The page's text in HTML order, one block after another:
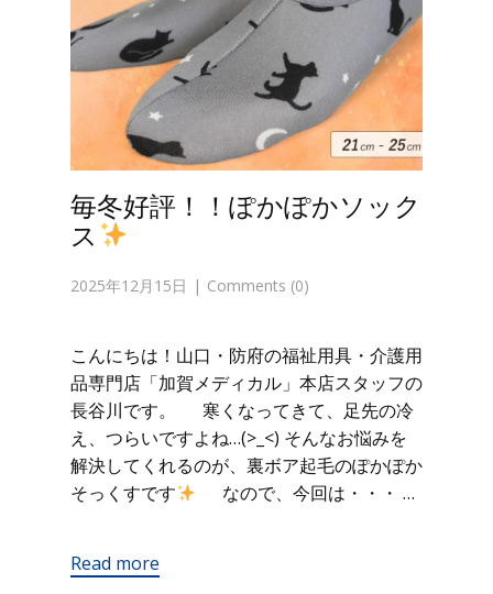
毎冬好評！！ぽかぽかソック
ス
2025年12月15日 Comments (0)
こんにちは！山口・防府の福祉用具・介護用
品専門店「加賀メディカル」本店スタッフの
長谷川です。 寒くなってきて、足先の冷
え、つらいですよね…(>_<) そんなお悩みを
解決してくれるのが、裏ボア起毛のぽかぽか
そっくすです
なので、今回は・・・ …
Read more